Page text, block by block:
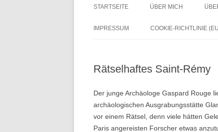
STARTSEITE ÜBER MICH
IMPRESSUM COOKIE-RICHTLINIE
Rätselhaftes Saint-Rémy
Der junge Archäologe Gaspard Rouge
archäologischen Ausgrabungsstätte
vor einem Rätsel, denn viele hätten
Paris angereisten Forscher etwas